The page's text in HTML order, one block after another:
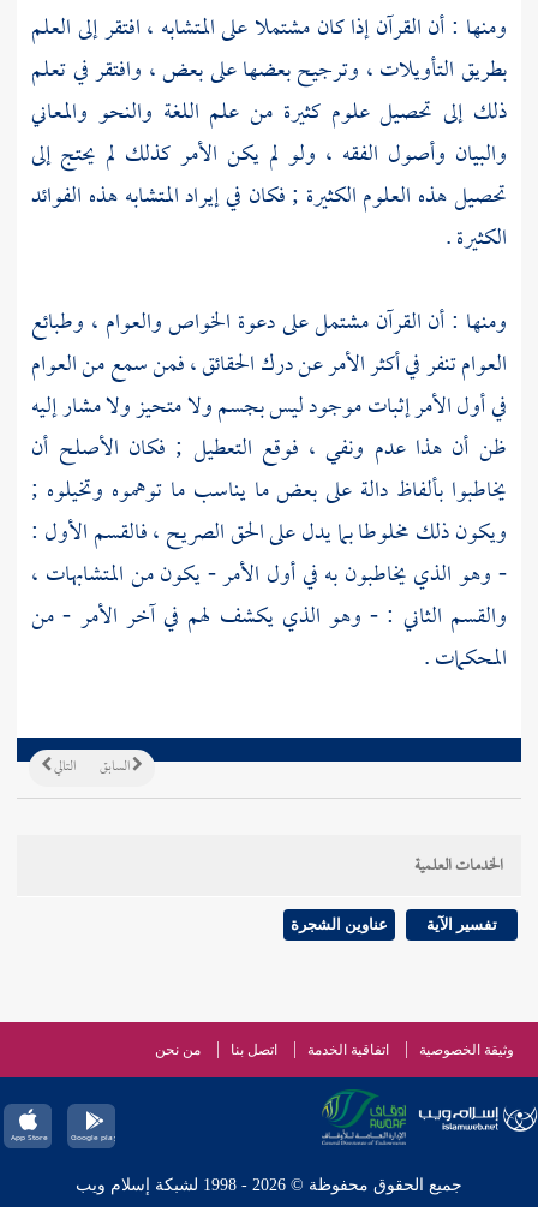
ومنها : أن القرآن إذا كان مشتملا على المتشابه ، افتقر إلى العلم
بطريق التأويلات ، وترجيح بعضها على بعض ، وافتقر في تعلم
ذلك إلى تحصيل علوم كثيرة من علم اللغة والنحو والمعاني
والبيان وأصول الفقه ، ولو لم يكن الأمر كذلك لم يحتج إلى
تحصيل هذه العلوم الكثيرة ; فكان في إيراد المتشابه هذه الفوائد
الكثيرة .
ومنها : أن القرآن مشتمل على دعوة الخواص والعوام ، وطبائع
العوام تنفر في أكثر الأمر عن درك الحقائق ، فمن سمع من العوام
في أول الأمر إثبات موجود ليس بجسم ولا متحيز ولا مشار إليه
ظن أن هذا عدم ونفي ، فوقع التعطيل ; فكان الأصلح أن
يخاطبوا بألفاظ دالة على بعض ما يناسب ما توهموه وتخيلوه ;
ويكون ذلك مخلوطا بما يدل على الحق الصريح ، فالقسم الأول :
- وهو الذي يخاطبون به في أول الأمر - يكون من المتشابهات ،
والقسم الثاني : - وهو الذي يكشف لهم في آخر الأمر - من
المحكمات .
التالي السابق
الخدمات العلمية
تفسير الآية عناوين الشجرة
وثيقة الخصوصية اتفاقية الخدمة اتصل بنا من نحن
جميع الحقوق محفوظة © 2026 - 1998 لشبكة إسلام ويب